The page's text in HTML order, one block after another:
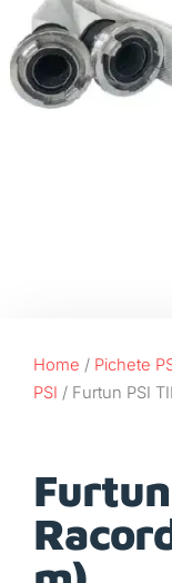
Home / Pichete
PSI / Furtun PSI